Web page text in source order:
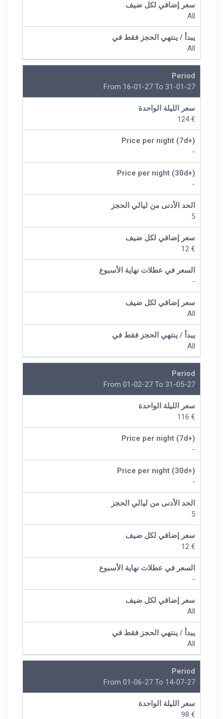
سعر إضافي لكل ضيف
All
يبدأ / ينتهي الحجز فقط في
All
Period
From 16-01-27 To 31-01-27
سعر الليلة الواحدة
€ 124
Price per night (7d+)
-
Price per night (30d+)
-
الحد الأدنى من ليالي الحجز
5
سعر إضافي لكل ضيف
€ 12
السعر في عطلات نهاية الأسبوع
-
سعر إضافي لكل ضيف
All
يبدأ / ينتهي الحجز فقط في
All
Period
From 01-02-27 To 31-05-27
سعر الليلة الواحدة
€ 116
Price per night (7d+)
-
Price per night (30d+)
-
الحد الأدنى من ليالي الحجز
5
سعر إضافي لكل ضيف
€ 12
السعر في عطلات نهاية الأسبوع
-
سعر إضافي لكل ضيف
All
يبدأ / ينتهي الحجز فقط في
All
Period
From 01-06-27 To 14-07-27
سعر الليلة الواحدة
€ 98